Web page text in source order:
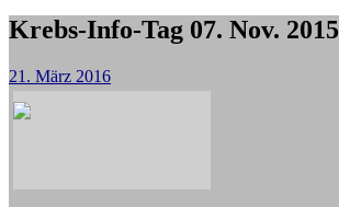
Krebs-Info-Tag 07. Nov. 2015
21. März 2016